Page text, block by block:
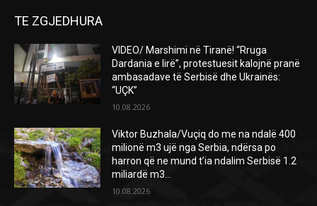
TE ZGJEDHURA
VIDEO/ Marshimi në Tiranë! “Rruga
Dardania e lirë”, protestuesit kalojnë pranë
ambasadave të Serbisë dhe Ukrainës:
“UÇK”
10.08.2026
Viktor Buzhala/Vuçiq do me na ndalë 400
milionë m3 ujë nga Serbia, ndërsa po
harron që ne mund t’ia ndalim Serbisë 1.2
miliardë m3...
10.08.2026